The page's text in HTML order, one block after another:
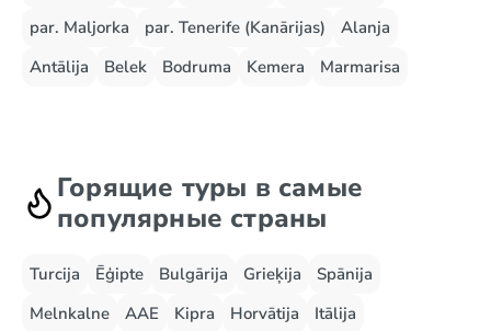
par. Maljorka
par. Tenerife (Kanārijas)
Alanja
Antālija
Belek Bodruma Kemera Marmarisa
Горящие туры в самые
популярные страны
Turcija Ēģipte Bulgārija Grieķija
Spānija
Melnkalne
AAE Kipra Horvātija
Itālija